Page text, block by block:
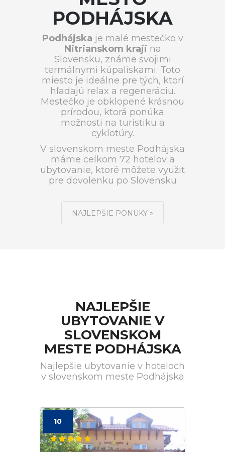
PODHÁJSKA
Podhájska je malé mestečko v
Nitrianskom kraji na
Slovensku, známe svojimi
termálnymi kúpaliskami. Toto
miesto je ideálne pre tých, ktorí
hľadajú relax a regeneráciu.
Mestečko je obklopené krásnou
prírodou, ktorá ponúka
možnosti na turistiku a
cyklotúry.
V slovenskom meste Podhájska
máme celkom 72 hotelov a
ubytovanie, ktoré môžete využiť
pre dovolenku po Slovensku
NAJLEPŠIE PONUKY »
NAJLEPŠIE
UBYTOVANIE V
SLOVENSKOM
MESTE PODHÁJSKA
Najlepšie ubytovanie v hoteloch
v slovenskom meste Podhájska
10